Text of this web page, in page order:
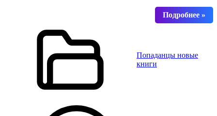
Попаданцы новые
книги